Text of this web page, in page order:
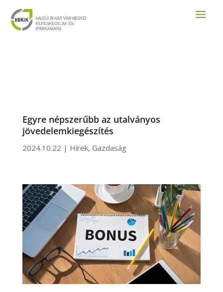
Egyre népszerűbb az utalványos
jövedelemkiegészítés
2024.10.22 | Hírek, Gazdaság